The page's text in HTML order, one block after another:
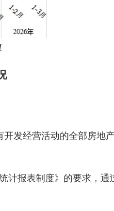
发经营活动的全部房地
计报表制度》的要求，通